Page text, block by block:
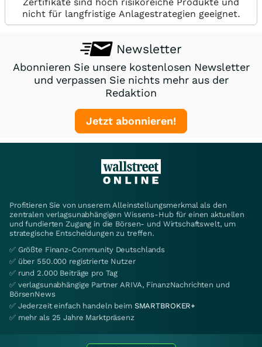
nicht für langfristige Anlagestrategien geeignet.
Newsletter
Abonnieren Sie unsere kostenlosen Newsletter
und verpassen Sie nichts mehr aus der
Redaktion
Jetzt abonnieren!
Profitieren Sie von unserem Alleinstellungsmerkmal als den
zentralen verlagsunabhängigen Wissens-Hub für einen aktuellen
und fundierten Zugang in die Börsen- und Wirtschaftswelt, um
strategische Entscheidungen zu treffen.
✅ Größte Finanz-Community Deutschlands
✅ über 550.000 registrierte Nutzer
✅ rund 2.000 Beiträge pro Tag
✅ verlagsunabhängige Partner ARIVA, FinanzNachrichten und
BörsenNews
✅ Jederzeit einfach handeln beim SMARTBROKER+
✅ mehr als 25 Jahre Marktpräsenz